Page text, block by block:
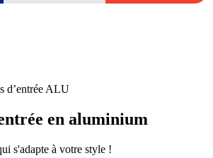
d’entrée ALU
en aluminium
s'adapte à votre style !